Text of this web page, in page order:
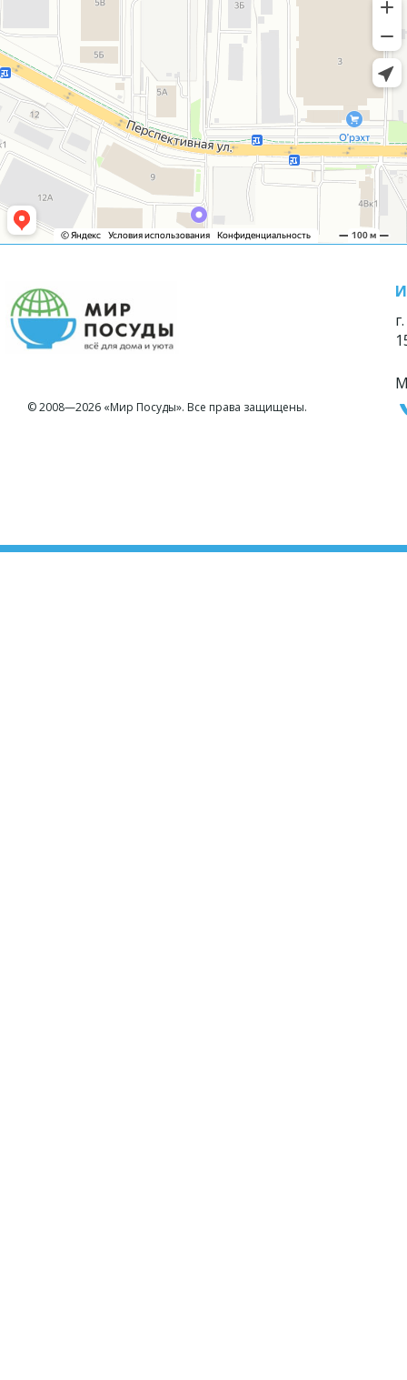
© 2008—2026 «Мир Посуды». Все права защищены.